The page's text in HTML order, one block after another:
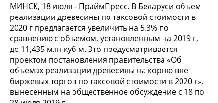
МИНСК, 18 июля - ПраймПресс. В Беларуси объем
реализации древесины по таксовой стоимости в
2020 г предлагается увеличить на 5,3% по
сравнению с объемом, установленным на 2019 г,
до 11,435 млн куб м. Это предусматривается
проектом постановления правительства «Об
объемах реализации древесины на корню вне
биржевых торгов по таксовой стоимости в 2020 г»,
вынесенным на общественное обсуждение с 18 по